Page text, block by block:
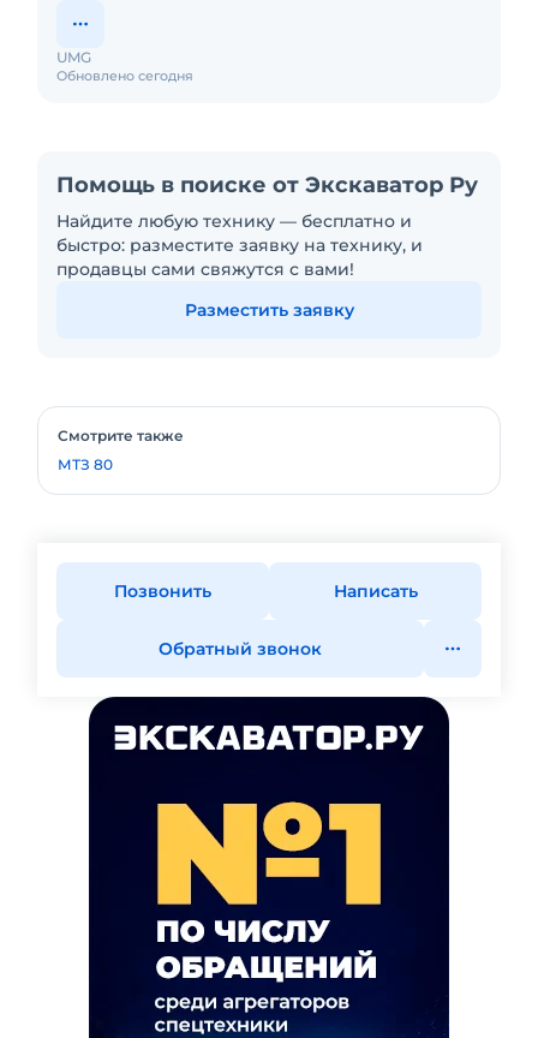
Обновлено сегодня
UMG
Помощь в поиске от Экскаватор Ру
Найдите любую технику — бесплатно и
быстро: разместите заявку на технику, и
продавцы сами свяжутся с вами!
Разместить заявку
Смотрите также
МТЗ 80
Позвонить Написать
Обратный звонок